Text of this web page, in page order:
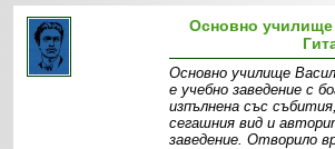
Основно
Основно училище
е учебно заведение с
изпълнена със
сегашния вид и
заведение. Отворило